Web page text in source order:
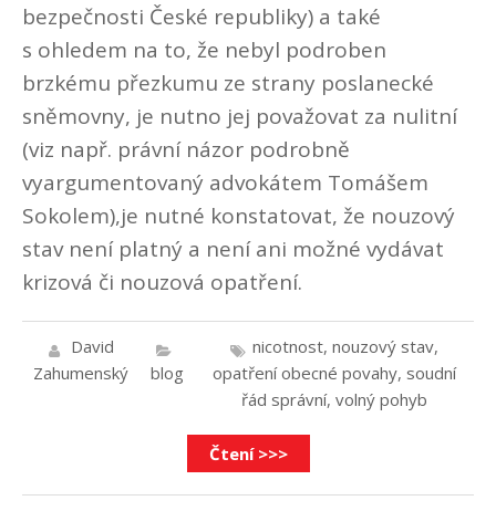
bezpečnosti České republiky) a také
s ohledem na to, že nebyl podroben
brzkému přezkumu ze strany poslanecké
sněmovny, je nutno jej považovat za nulitní
(viz např. právní názor podrobně
vyargumentovaný advokátem Tomášem
Sokolem),je nutné konstatovat, že nouzový
stav není platný a není ani možné vydávat
krizová či nouzová opatření.
David
Zahumenský
blog
nicotnost, nouzový stav,
opatření obecné povahy, soudní
řád správní, volný pohyb
Čtení >>>